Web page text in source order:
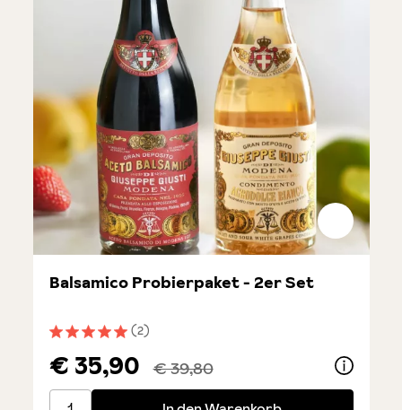
Durchschnittliche Bewertung von 5 von 5 Sternen
(2)
Balsamico Probierpaket - 2er Set
€ 35,90 € 39,80
Balsamico Probierpaket - 2er Set